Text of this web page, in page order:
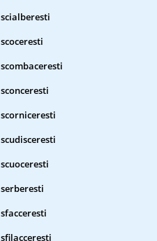
scialberesti
scoceresti
scombaceresti
sconceresti
scorniceresti
scudisceresti
scuoceresti
serberesti
sfacceresti
sfilacceresti